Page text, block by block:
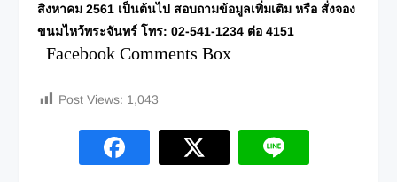
สิงหาคม 2561 เป็นต้นไป สอบถามข้อมูลเพิ่มเติม หรือ สั่งจอง
ขนมไหว้พระจันทร์โทร: 02-541-1234 ต่อ 4151
Facebook Comments Box
Post Views: 1,043